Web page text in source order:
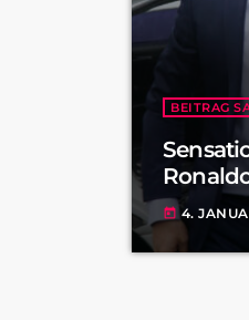
BEITRAG
today 4.